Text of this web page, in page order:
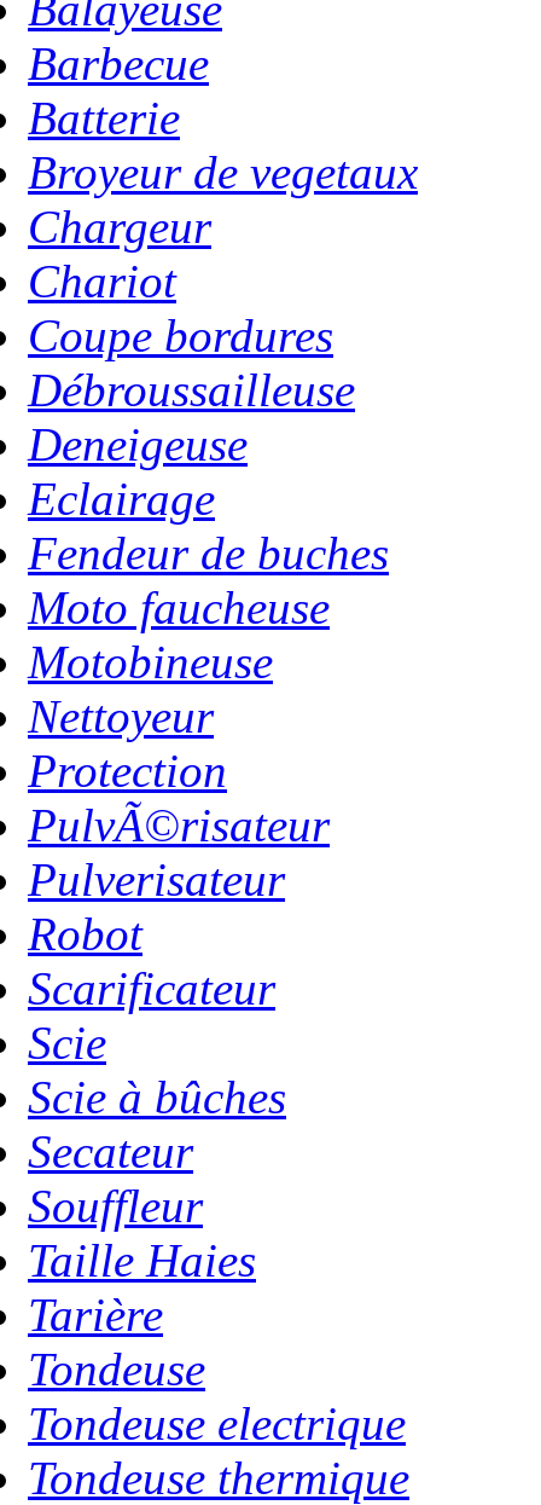
Barbecue
Batterie
Broyeur de vegetaux
Chargeur
Chariot
Coupe bordures
Débroussailleuse
Deneigeuse
Eclairage
Fendeur de buches
Moto faucheuse
Motobineuse
Nettoyeur
Protection
PulvÃ©risateur
Pulverisateur
Robot
Scarificateur
Scie
Scie à bûches
Secateur
Souffleur
Taille Haies
Tarière
Tondeuse
Tondeuse electrique
Tondeuse thermique